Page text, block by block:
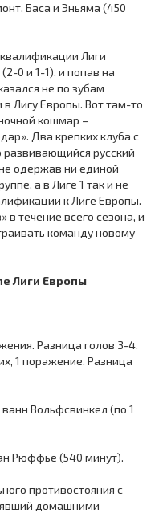
Баса и Эньяма (450
Лиги
0 и 1-1), и попав на
не по зубам
Лигу Европы. Вот там-то
кошмар –
Два крепких клуба с
русский
одержав ни единой
а в Лиге 1 так и не
к Лиге Европы.
в течение всего сезона, и
команду новому
Лиги Европы
Разница голов 3-4.
1 поражение. Разница
Вольфсвинкел (по 1
Рюффье (540 минут).
противостояния с
домашними